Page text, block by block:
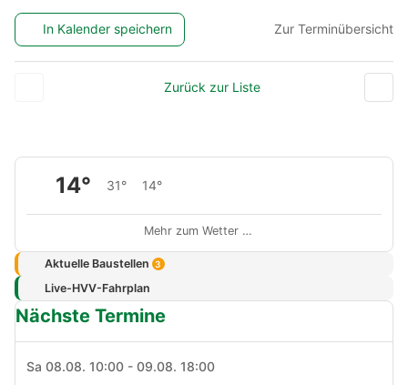
In Kalender speichern Zur Terminübersicht
Zurück zur Liste
14° 31° 14°
Mehr zum Wetter …
Aktuelle Baustellen 3
Live-HVV-Fahrplan
Nächste Termine
Sa 08.08. 10:00 - 09.08. 18:00